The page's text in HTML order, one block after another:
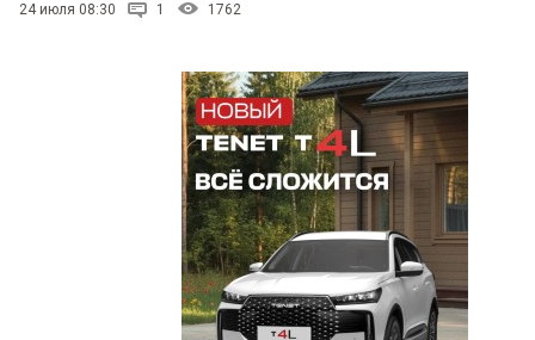
24 июля 08:30 1 1762